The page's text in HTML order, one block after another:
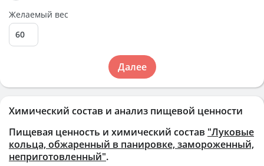
Химический состав и анализ пищевой ценности
Пищевая ценность и химический состав "Луковые
кольца, обжаренный в панировке, замороженный,
неприготовленный".
Желаемый вес
Далее